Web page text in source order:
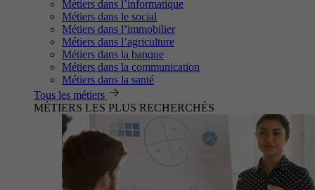
Métiers dans l’informatique
Métiers dans le social
Métiers dans l’immobilier
Métiers dans l’agriculture
Métiers dans la banque
Métiers dans la communication
Métiers dans la santé
Tous les métiers
MÉTIERS LES PLUS RECHERCHÉS